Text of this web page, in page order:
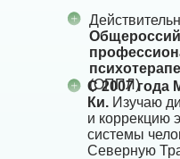
(ОППЛ)
С 2007 года
Ки. Изучаю
и коррекцию
системы
Северную